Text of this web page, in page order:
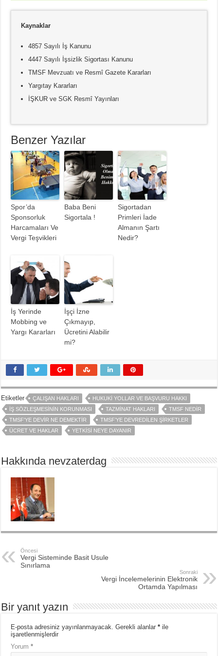
Kaynaklar
4857 Sayılı İş Kanunu
4447 Sayılı İşsizlik Sigortası Kanunu
TMSF Mevzuatı ve Resmî Gazete Kararları
Yargıtay Kararları
İŞKUR ve SGK Resmî Yayınları
Benzer Yazılar
Spor’da
Sponsorluk
Harcamaları Ve
Vergi Teşvikleri
Baba Beni
Sigortala !
Sigortadan
Primleri İade
Almanın Şartı
Nedir?
İş Yerinde
Mobbing ve
Yargı Kararları
İşçi İzne
Çıkmayıp,
Ücretini Alabilir
mi?
Etiketler ÇALIŞAN HAKLARI
HUKUKI YOLLAR VE BAŞVURU HAKKI
İŞ SÖZLEŞMESININ KORUNMASI
TAZMINAT HAKLARI
TMSF NEDIR
TMSF'YE DEVIR NE DEMEKTIR
TMSF’YE DEVREDILEN ŞIRKETLER
ÜCRET VE HAKLAR
YETKISI NEYE DAYANIR
Hakkında nevzaterdag
Öncesi
Vergi Sisteminde Basit Usule
Sınırlama
Sonraki
Vergi İncelemelerinin Elektronik
Ortamda Yapılması
Bir yanıt yazın
E-posta adresiniz yayınlanmayacak. Gerekli alanlar* ile
işaretlenmişlerdir
Yorum*